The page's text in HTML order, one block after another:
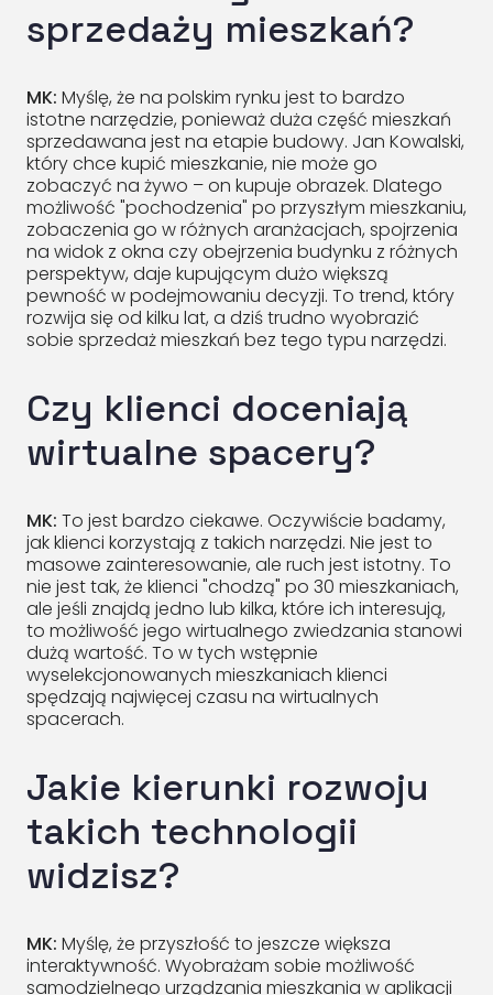
sprzedaży mieszkań?
MK: Myślę, że na polskim rynku jest to bardzo
istotne narzędzie, ponieważ duża część mieszkań
sprzedawana jest na etapie budowy. Jan Kowalski,
który chce kupić mieszkanie, nie może go
zobaczyć na żywo – on kupuje obrazek. Dlatego
możliwość "pochodzenia" po przyszłym mieszkaniu,
zobaczenia go w różnych aranżacjach, spojrzenia
na widok z okna czy obejrzenia budynku z różnych
perspektyw, daje kupującym dużo większą
pewność w podejmowaniu decyzji. To trend, który
rozwija się od kilku lat, a dziś trudno wyobrazić
sobie sprzedaż mieszkań bez tego typu narzędzi.
Czy klienci doceniają
wirtualne spacery?
MK: To jest bardzo ciekawe. Oczywiście badamy,
jak klienci korzystają z takich narzędzi. Nie jest to
masowe zainteresowanie, ale ruch jest istotny. To
nie jest tak, że klienci "chodzą" po 30 mieszkaniach,
ale jeśli znajdą jedno lub kilka, które ich interesują,
to możliwość jego wirtualnego zwiedzania stanowi
dużą wartość. To w tych wstępnie
wyselekcjonowanych mieszkaniach klienci
spędzają najwięcej czasu na wirtualnych
spacerach.
Jakie kierunki rozwoju
takich technologii
widzisz?
MK: Myślę, że przyszłość to jeszcze większa
interaktywność. Wyobrażam sobie możliwość
samodzielnego urządzania mieszkania w aplikacji